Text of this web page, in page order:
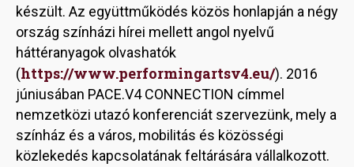
készült. Az együttműködés közös honlapján a négy
ország színházi hírei mellett angol nyelvű
háttéranyagok olvashatók
(https://www.performingartsv4.eu/). 2016
júniusában PACE.V4 CONNECTION címmel
nemzetközi utazó konferenciát szervezünk, mely a
színház és a város, mobilitás és közösségi
közlekedés kapcsolatának feltárására vállalkozott.